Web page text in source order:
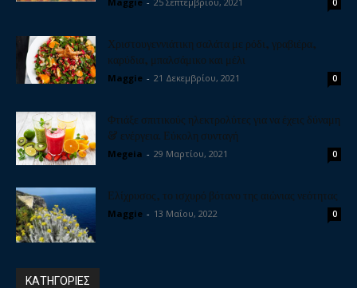
Χριστουγεννιάτικη σαλάτα με ρόδι, γραβιέρα,
καρύδια, μπαλσάμικο και μέλι
Maggie - 21 Δεκεμβρίου, 2021 0
Φτιάξε σπιτικούς ηλεκτρολύτες για να έχεις δύναμη
& ενέργεια. Εύκολη συνταγή
Megeia - 29 Μαρτίου, 2021 0
Ελίχρυσος, το ισχυρό βότανο της αιώνιας νεότητας
Maggie - 13 Μαΐου, 2022 0
ΚΑΤΗΓΟΡΙΕΣ